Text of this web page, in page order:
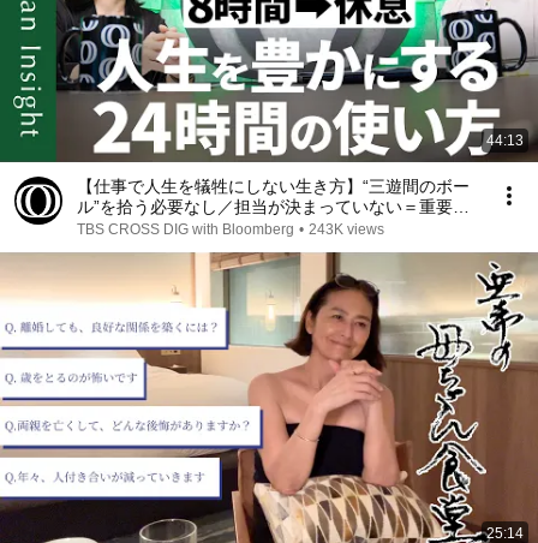
44:13
【仕事で人生を犠牲にしない生き方】“三遊間のボー
ル”を拾う必要なし／担当が決まっていない＝重要じ
ゃない／仕事と休息以外の“第3の時間”で人生の後半
TBS CROSS DIG with Bloomberg • 243K views
25:14